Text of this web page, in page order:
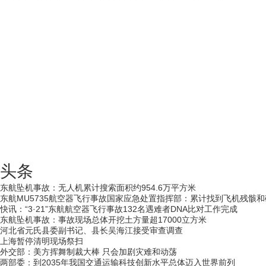
头条
东航坠机事故：无人机累计搜索面积约954.6万平方米
东航MU5735航空器飞行事故国家应急处置指挥部：累计找到飞机残骸
快讯：“3·21”东航航空器飞行事故132名遇难者DNA比对工作完成
东航坠机事故：事故现场总体开挖土方量超17000立方米
河北省元氏县委副书记、县长吴海江接受审查调查
上海暂停清明现场祭扫
外交部：美方挥舞制裁大棒 只会加剧灾难和动荡
两部委：到2035年我国交通运输科技创新水平总体迈入世界前列